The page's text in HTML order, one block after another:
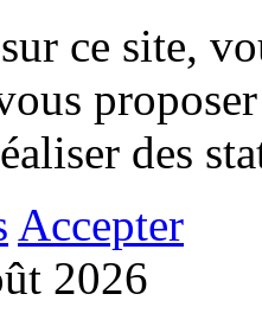
ce site,
des
Accepter
2026